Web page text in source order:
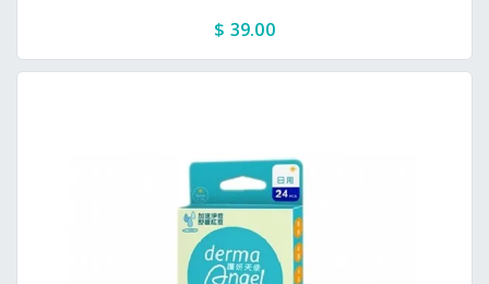
$ 39.00